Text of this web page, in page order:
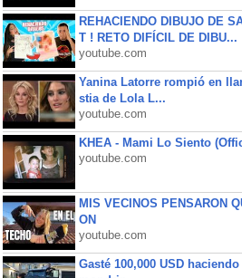
REHACIENDO DIBUJO DE
T ! RETO DIFÍCIL DE DIBU...
youtube.com
Yanina Latorre rompió en
stia de Lola L...
youtube.com
KHEA - Mami Lo Siento
youtube.com
MIS VECINOS PENSARON
ON
youtube.com
Gasté 100,000 USD